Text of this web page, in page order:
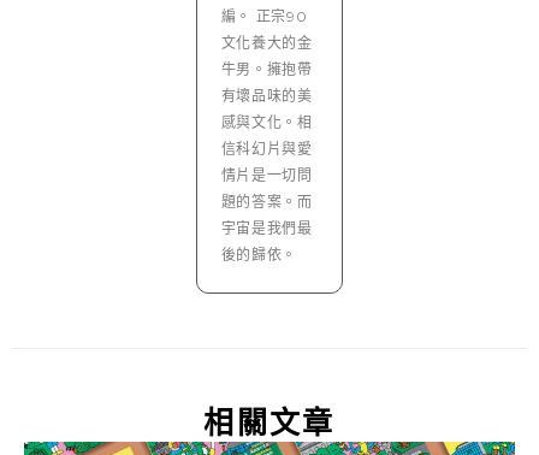
編。 正宗90
文化養大的金
牛男。擁抱帶
有壞品味的美
感與文化。相
信科幻片與愛
情片是一切問
題的答案。而
宇宙是我們最
後的歸依。
相關文章